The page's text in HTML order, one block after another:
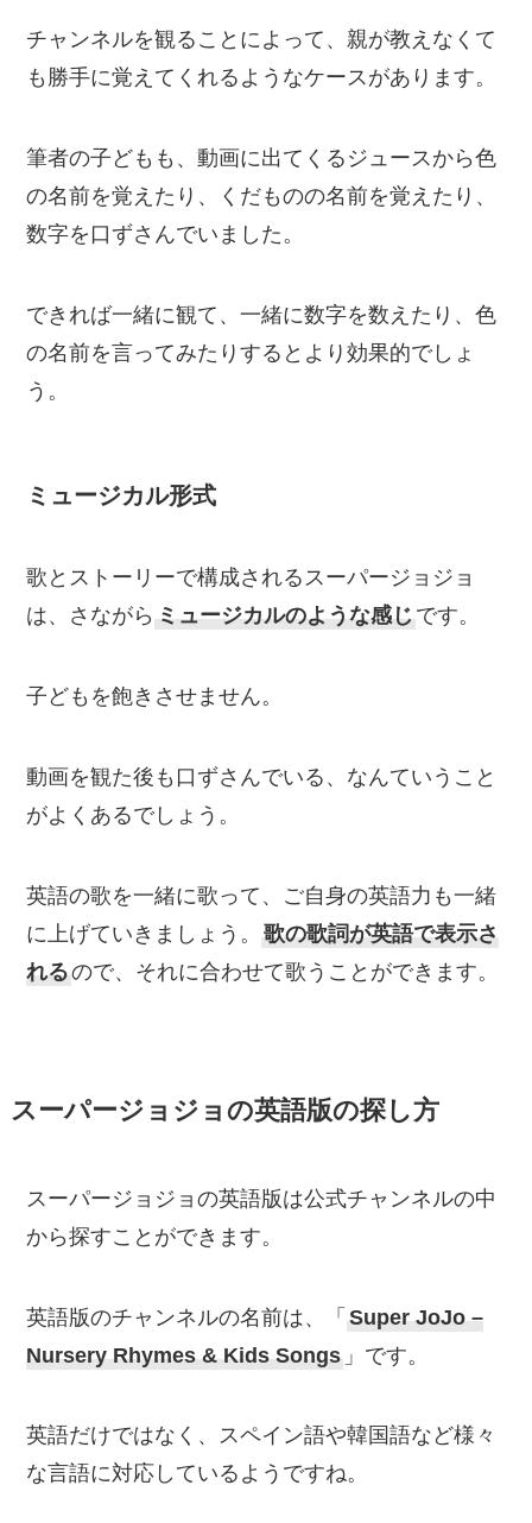
チャンネルを観ることによって、親が教えなくて
も勝手に覚えてくれるようなケースがあります。
筆者の子どもも、動画に出てくるジュースから色
の名前を覚えたり、くだものの名前を覚えたり、
数字を口ずさんでいました。
できれば一緒に観て、一緒に数字を数えたり、色
の名前を言ってみたりするとより効果的でしょ
う。
ミュージカル形式
歌とストーリーで構成されるスーパージョジョ
は、さながら ミュージカルのような感じ です。
子どもを飽きさせません。
動画を観た後も口ずさんでいる、なんていうこと
がよくあるでしょう。
英語の歌を一緒に歌って、ご自身の英語力も一緒
に上げていきましょう。 歌の歌詞が英語で表示さ
れるので、それに合わせて歌うことができます。
スーパージョジョの英語版の探し方
スーパージョジョの英語版は公式チャンネルの中
から探すことができます。
英語版のチャンネルの名前は、「 Super JoJo –
Nursery Rhymes & Kids Songs 」です。
英語だけではなく、スペイン語や韓国語など様々
な言語に対応しているようですね。